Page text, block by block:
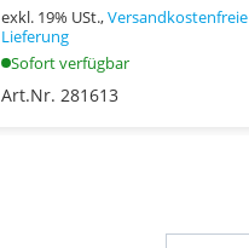
exkl. 19% USt.,Versandkostenfreie
Lieferung
Sofort verfügbar
Art.Nr. 281613